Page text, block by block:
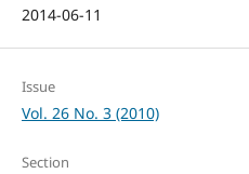
2014-06-11
Issue
Vol. 26 No. 3 (2010)
Section